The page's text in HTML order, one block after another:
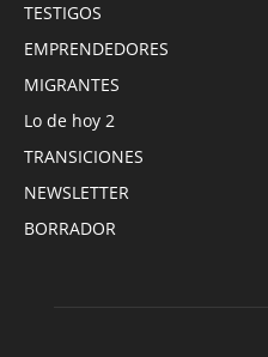
TESTIGOS
EMPRENDEDORES
MIGRANTES
Lo de hoy 2
TRANSICIONES
NEWSLETTER
BORRADOR